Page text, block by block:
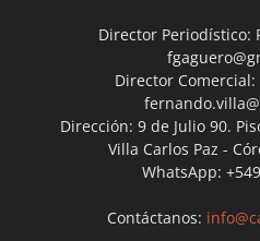
Director Periodístico:
Director
Dirección: 9 de Julio 90.
Villa Carlos Paz -
WhatsApp:
Contáctanos: